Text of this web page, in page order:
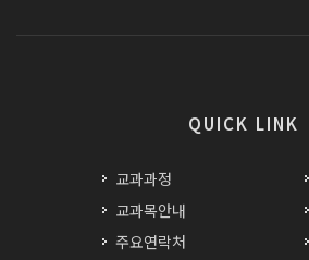
QUICK LINK
교과과정
교과목안내
주요연락처